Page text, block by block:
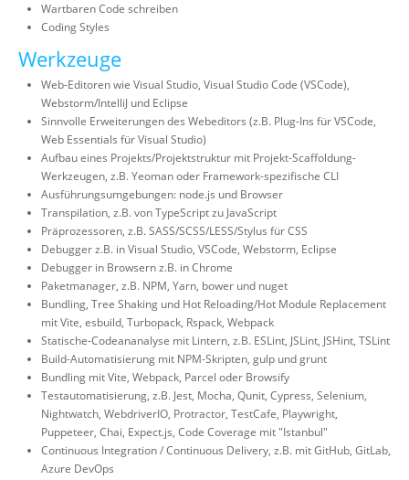
Wartbaren Code schreiben
Coding Styles
Werkzeuge
Web-Editoren wie Visual Studio, Visual Studio Code (VSCode),
Webstorm/IntelliJ und Eclipse
Sinnvolle Erweiterungen des Webeditors (z.B. Plug-Ins für VSCode,
Web Essentials für Visual Studio)
Aufbau eines Projekts/Projektstruktur mit Projekt-Scaffoldung-
Werkzeugen, z.B. Yeoman oder Framework-spezifische CLI
Ausführungsumgebungen: node.js und Browser
Transpilation, z.B. von TypeScript zu JavaScript
Präprozessoren, z.B. SASS/SCSS/LESS/Stylus für CSS
Debugger z.B. in Visual Studio, VSCode, Webstorm, Eclipse
Debugger in Browsern z.B. in Chrome
Paketmanager, z.B. NPM, Yarn, bower und nuget
Bundling, Tree Shaking und Hot Reloading/Hot Module Replacement
mit Vite, esbuild, Turbopack, Rspack, Webpack
Statische-Codeananalyse mit Lintern, z.B. ESLint, JSLint, JSHint, TSLint
Build-Automatisierung mit NPM-Skripten, gulp und grunt
Bundling mit Vite, Webpack, Parcel oder Browsify
Testautomatisierung, z.B. Jest, Mocha, Qunit, Cypress, Selenium,
Nightwatch, WebdriverIO, Protractor, TestCafe, Playwright,
Puppeteer, Chai, Expect.js, Code Coverage mit "Istanbul"
Continuous Integration / Continuous Delivery, z.B. mit GitHub, GitLab,
Azure DevOps